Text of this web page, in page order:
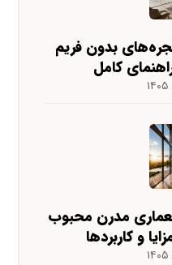
بدون فریم
مدرن محبوب
و کاربردها